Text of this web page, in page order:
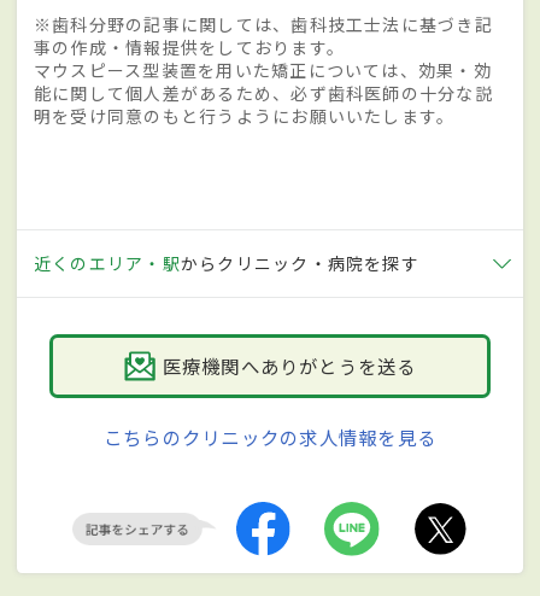
※歯科分野の記事に関しては、歯科技工士法に基づき記
事の作成・情報提供をしております。
マウスピース型装置を用いた矯正については、効果・効
能に関して個人差があるため、必ず歯科医師の十分な説
明を受け同意のもと行うようにお願いいたします。
近くのエリア・駅からクリニック・病院を探す
医療機関へありがとうを送る
こちらのクリニックの求人情報を見る